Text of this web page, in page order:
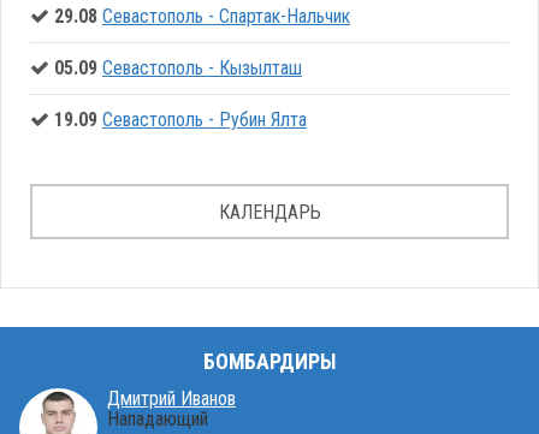
29.08 Севастополь - Спартак-Нальчик
05.09 Севастополь - Кызылташ
19.09 Севастополь - Рубин Ялта
КАЛЕНДАРЬ
БОМБАРДИРЫ
Дмитрий Иванов
Нападающий